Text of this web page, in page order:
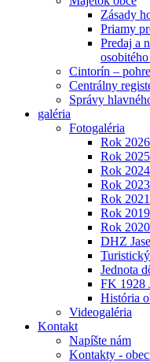
Zásady
Priamy
Predaj a
Cintorín –
Centrálny
Správy
galéria
Fotogaléria
Rok 2026
Rok 2025
Rok 2024
Rok 2023
Rok 2021
Rok 2019
Rok 2020
DHZ
Jednota
FK 1928
História
Videogaléria
Kontakt
Napíšte nám
Kontakty -